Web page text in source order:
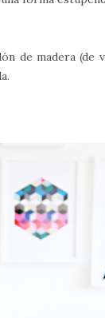
de madera (de